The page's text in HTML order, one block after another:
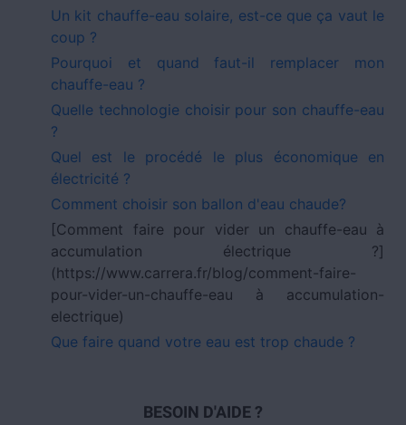
Un kit chauffe-eau solaire, est-ce que ça vaut le
coup ?
Pourquoi et quand faut-il remplacer mon
chauffe-eau ?
Quelle technologie choisir pour son chauffe-eau
?
Quel est le procédé le plus économique en
électricité ?
Comment choisir son ballon d'eau chaude?
[Comment faire pour vider un chauffe-eau à
accumulation électrique ?]
(https://www.carrera.fr/blog/comment-faire-
pour-vider-un-chauffe-eau à accumulation-
electrique)
Que faire quand votre eau est trop chaude ?
BESOIN D'AIDE ?